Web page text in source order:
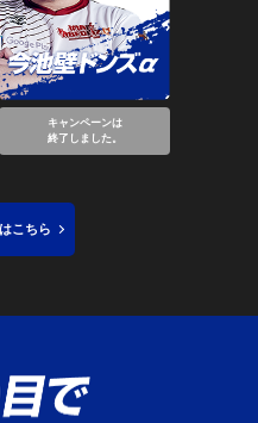
キャンペーンは
終了しました。
こちら